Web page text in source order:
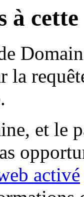
à
la
et le
activé